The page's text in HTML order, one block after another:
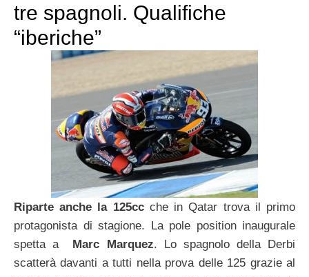
tre spagnoli. Qualifiche
“iberiche”
Riparte anche la 125ccche in Qatar trova il primo
protagonista di stagione. La pole position inaugurale
spetta a Marc Marquez. Lo spagnolo della Derbi
scatterà davanti a tutti nella prova delle 125 grazie al